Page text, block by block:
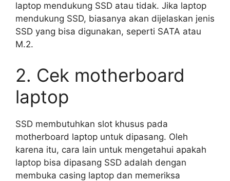
laptop mendukung SSD atau tidak. Jika laptop
mendukung SSD, biasanya akan dijelaskan jenis
SSD yang bisa digunakan, seperti SATA atau
M.2.
2. Cek motherboard
laptop
SSD membutuhkan slot khusus pada
motherboard laptop untuk dipasang. Oleh
karena itu, cara lain untuk mengetahui apakah
laptop bisa dipasang SSD adalah dengan
membuka casing laptop dan memeriksa